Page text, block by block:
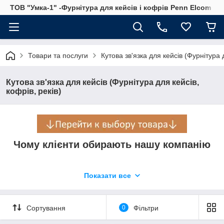
ТОВ "Умка-1" -Фурнітура для кейсів і кофрів Penn Elcom
Товари та послуги Кутова зв'язка для кейсів (Фурнітура
Кутова зв'язка для кейсів (Фурнітура для кейсів,
кофрів, реків)
Чому клієнти обирають нашу компанію
Більше 23 років, сумлінно, якісно і своєчасно виконуємо
Бездоганна якість
Показати все
Сортування 0 Фільтри